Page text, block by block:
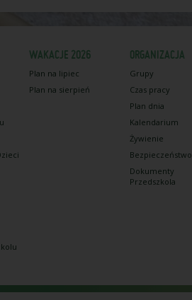
WAKACJE 2026
Plan na lipiec
Plan na sierpień
ORGANIZACJA
Grupy
Czas pracy
Plan dnia
Kalendarium
Żywienie
Bezpieczeństwo
Dokumenty
Przedszkola